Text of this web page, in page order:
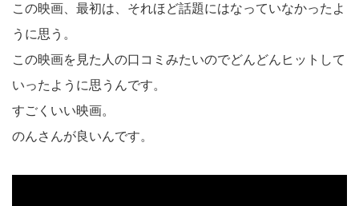
この映画、最初は、それほど話題にはなっていなかったよ
うに思う。
この映画を見た人の口コミみたいのでどんどんヒットして
いったように思うんです。
すごくいい映画。
のんさんが良いんです。